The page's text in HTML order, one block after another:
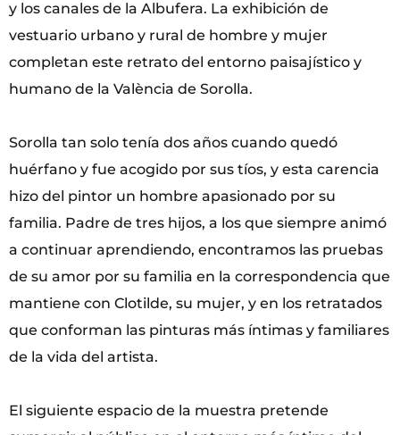
y los canales de la Albufera. La exhibición de
vestuario urbano y rural de hombre y mujer
completan este retrato del entorno paisajístico y
humano de la València de Sorolla.
Sorolla tan solo tenía dos años cuando quedó
huérfano y fue acogido por sus tíos, y esta carencia
hizo del pintor un hombre apasionado por su
familia. Padre de tres hijos, a los que siempre animó
a continuar aprendiendo, encontramos las pruebas
de su amor por su familia en la correspondencia que
mantiene con Clotilde, su mujer, y en los retratados
que conforman las pinturas más íntimas y familiares
de la vida del artista.
El siguiente espacio de la muestra pretende